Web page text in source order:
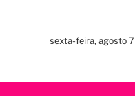
sexta-feira, agosto 7